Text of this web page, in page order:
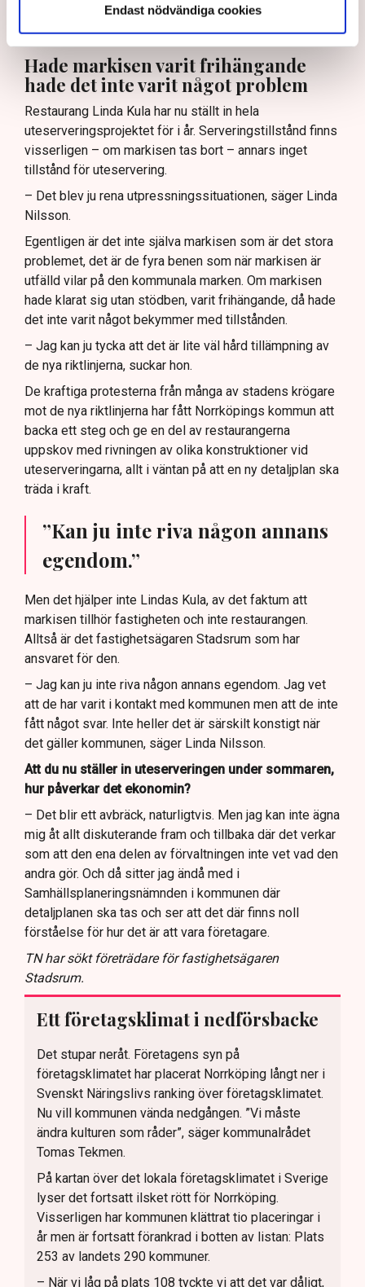
Endast nödvändiga cookies
företagsklimatet där Norrköping idag ligger i botten, på
plats 253 av landets 290 kommuner. (Se artikel nedan)
Hade markisen varit frihängande
hade det inte varit något problem
Restaurang Linda Kula har nu ställt in hela
uteserveringsprojektet för i år. Serveringstillstånd finns
visserligen – om markisen tas bort – annars inget
tillstånd för uteservering.
– Det blev ju rena utpressningssituationen, säger Linda
Nilsson.
Egentligen är det inte själva markisen som är det stora
problemet, det är de fyra benen som när markisen är
utfälld vilar på den kommunala marken. Om markisen
hade klarat sig utan stödben, varit frihängande, då hade
det inte varit något bekymmer med tillstånden.
– Jag kan ju tycka att det är lite väl hård tillämpning av
de nya riktlinjerna, suckar hon.
De kraftiga protesterna från många av stadens krögare
mot de nya riktlinjerna har fått Norrköpings kommun att
backa ett steg och ge en del av restaurangerna
uppskov med rivningen av olika konstruktioner vid
uteserveringarna, allt i väntan på att en ny detaljplan ska
träda i kraft.
”Kan ju inte riva någon annans
egendom.”
Men det hjälper inte Lindas Kula, av det faktum att
markisen tillhör fastigheten och inte restaurangen.
Alltså är det fastighetsägaren Stadsrum som har
ansvaret för den.
– Jag kan ju inte riva någon annans egendom. Jag vet
att de har varit i kontakt med kommunen men att de inte
fått något svar. Inte heller det är särskilt konstigt när
det gäller kommunen, säger Linda Nilsson.
Att du nu ställer in uteserveringen under sommaren,
hur påverkar det ekonomin?
– Det blir ett avbräck, naturligtvis. Men jag kan inte ägna
mig åt allt diskuterande fram och tillbaka där det verkar
som att den ena delen av förvaltningen inte vet vad den
andra gör. Och då sitter jag ändå med i
Samhällsplaneringsnämnden i kommunen där
detaljplanen ska tas och ser att det där finns noll
förståelse för hur det är att vara företagare.
TN har sökt företrädare för fastighetsägaren
Stadsrum.
Ett företagsklimat i nedförsbacke
Det stupar neråt. Företagens syn på
företagsklimatet har placerat Norrköping långt ner i
Svenskt Näringslivs ranking över företagsklimatet.
Nu vill kommunen vända nedgången. ”Vi måste
ändra kulturen som råder”, säger kommunalrådet
Tomas Tekmen.
På kartan över det lokala företagsklimatet i Sverige
lyser det fortsatt ilsket rött för Norrköping.
Visserligen har kommunen klättrat tio placeringar i
år men är fortsatt förankrad i botten av listan: Plats
253 av landets 290 kommuner.
– När vi låg på plats 108 tyckte vi att det var dåligt,